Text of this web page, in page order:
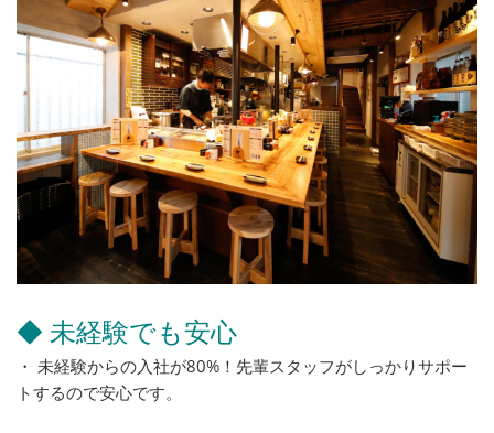
◆ 未経験でも安心
・ 未経験からの入社が80%！先輩スタッフがしっかりサポー
トするので安心です。